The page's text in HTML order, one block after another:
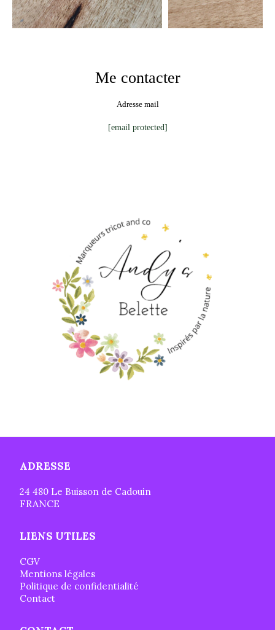
Me contacter
Adresse mail
[email protected]
ADRESSE
24 480 Le Buisson de Cadouin
FRANCE
LIENS UTILES
CGV
Mentions légales
Politique de confidentialité
Contact